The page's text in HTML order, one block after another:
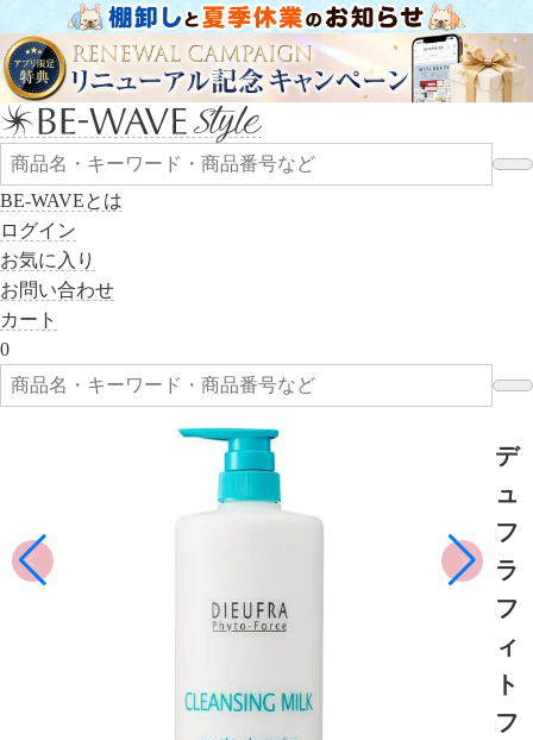
BE-WAVEとは
ログイン
お気に入り
お問い合わせ
カート
0
デ
ュ
フ
ラ
フ
ィ
ト
フ